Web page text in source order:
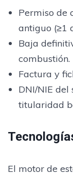
Permiso de
antiguo (≥1
Baja
combustión.
Factura y
DNI/NIE
titularidad
El motor de